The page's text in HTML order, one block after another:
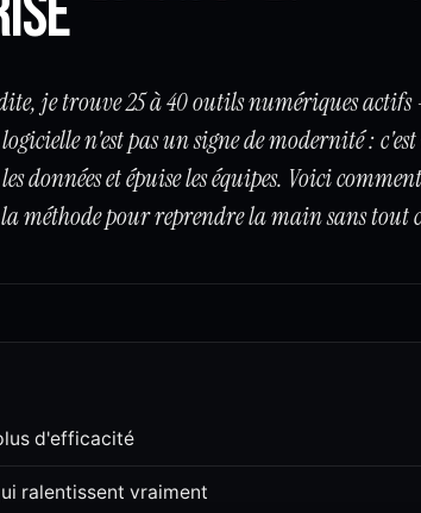
je trouve 25 à 40 outils numériques
n'est pas un signe de modernité :
et épuise les équipes. Voici
méthode pour reprendre la main sans tout
d'efficacité
ralentissent vraiment